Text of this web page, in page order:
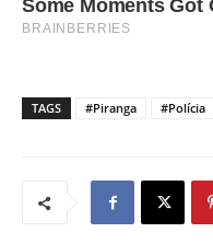
TAGS #Piranga #Polícia